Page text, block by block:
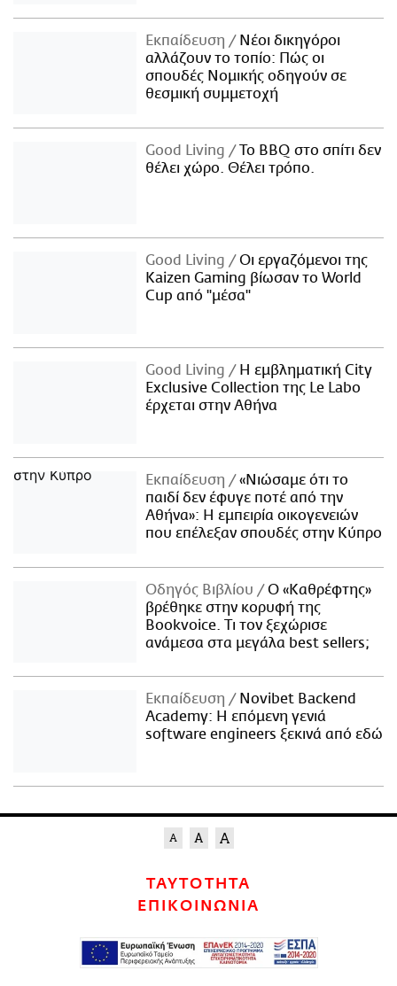
Εκπαίδευση
Νέοι δικηγόροι
αλλάζουν το τοπίο: Πώς οι
σπουδές Νομικής οδηγούν σε
θεσμική συμμετοχή
Good Living
Το BBQ στο σπίτι δεν
θέλει χώρο. Θέλει τρόπο.
Good Living
Οι εργαζόμενοι της
Kaizen Gaming βίωσαν το World
Cup από "μέσα"
Good Living
Η εμβληματική City
Exclusive Collection της Le Labo
έρχεται στην Αθήνα
Εκπαίδευση
«Νιώσαμε ότι το
παιδί δεν έφυγε ποτέ από την
Αθήνα»: Η εμπειρία οικογενειών
που επέλεξαν σπουδές στην Κύπρο
Οδηγός Βιβλίου
Ο «Καθρέφτης»
βρέθηκε στην κορυφή της
Bookvoice. Τι τον ξεχώρισε
ανάμεσα στα μεγάλα best sellers;
Εκπαίδευση
Novibet Backend
Academy: Η επόμενη γενιά
software engineers ξεκινά από εδώ
ΤΑΥΤΟΤΗΤΑ
ΕΠΙΚΟΙΝΩΝΙΑ